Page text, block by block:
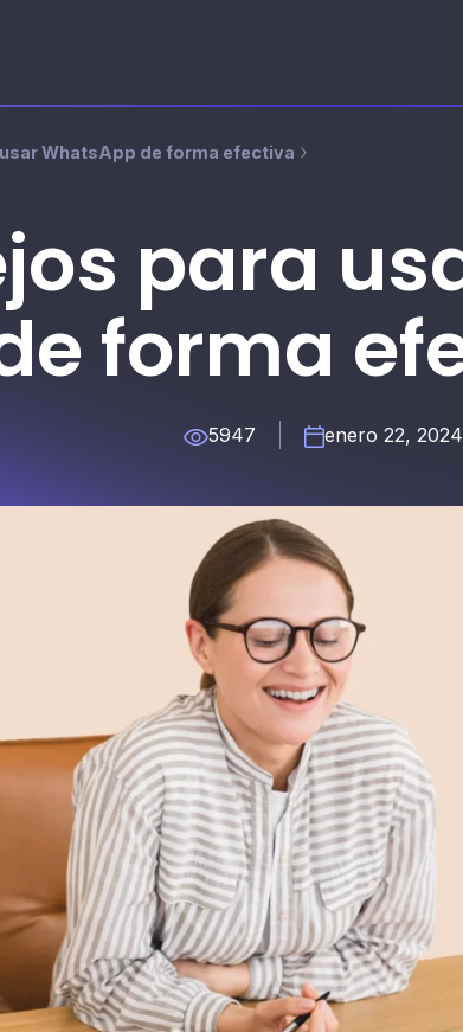
WhatsApp de forma efectiva
para
forma
5947 enero 22, 2024